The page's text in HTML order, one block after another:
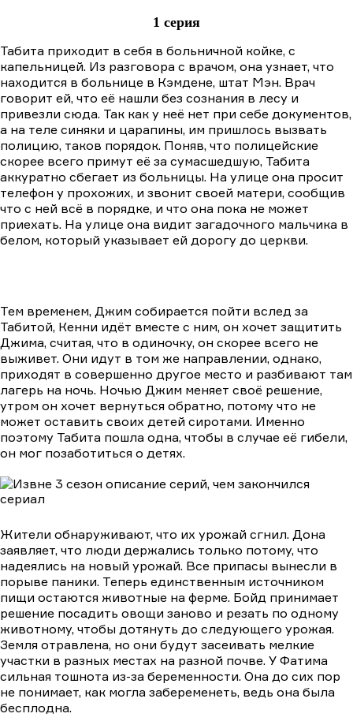
1 серия
Табита приходит в себя в больничной койке, с
капельницей. Из разговора с врачом, она узнает, что
находится в больнице в Кэмдене, штат Мэн. Врач
говорит ей, что её нашли без сознания в лесу и
привезли сюда. Так как у неё нет при себе документов,
а на теле синяки и царапины, им пришлось вызвать
полицию, таков порядок. Поняв, что полицейские
скорее всего примут её за сумасшедшую, Табита
аккуратно сбегает из больницы. На улице она просит
телефон у прохожих, и звонит своей матери, сообщив
что с ней всё в порядке, и что она пока не может
приехать. На улице она видит загадочного мальчика в
белом, который указывает ей дорогу до церкви.
Тем временем, Джим собирается пойти вслед за
Табитой, Кенни идёт вместе с ним, он хочет защитить
Джима, считая, что в одиночку, он скорее всего не
выживет. Они идут в том же направлении, однако,
приходят в совершенно другое место и разбивают там
лагерь на ночь. Ночью Джим меняет своё решение,
утром он хочет вернуться обратно, потому что не
может оставить своих детей сиротами. Именно
поэтому Табита пошла одна, чтобы в случае её гибели,
он мог позаботиться о детях.
Жители обнаруживают, что их урожай сгнил. Дона
заявляет, что люди держались только потому, что
надеялись на новый урожай. Все припасы вынесли в
порыве паники. Теперь единственным источником
пищи остаются животные на ферме. Бойд принимает
решение посадить овощи заново и резать по одному
животному, чтобы дотянуть до следующего урожая.
Земля отравлена, но они будут засеивать мелкие
участки в разных местах на разной почве. У Фатима
сильная тошнота из-за беременности. Она до сих пор
не понимает, как могла забеременеть, ведь она была
бесплодна.